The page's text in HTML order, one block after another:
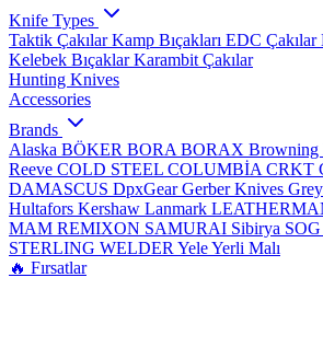
Knife Types
Taktik ÇakılarKamp Bıçakları EDC Çakılar
Kelebek BıçaklarKarambit Çakılar
Hunting Knives
Accessories
Brands
Alaska BÖKER BORA BORAX Browning
Reeve COLD STEEL COLUMBİA CRKT
DAMASCUS DpxGearGerber Knives
Hultafors Kershaw Lanmark
MAM REMIXON SAMURAI Sibirya SOG
STERLING WELDER YeleYerli Malı
🔥 Fırsatlar